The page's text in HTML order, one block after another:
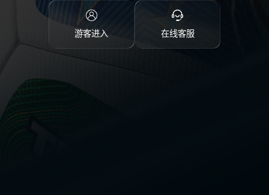
游客进入 在线客服